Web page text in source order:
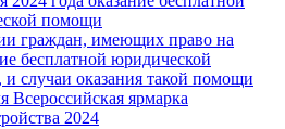
помощи
граждан, имеющих право на
бесплатной юридической
случаи оказания такой помощи
Всероссийская ярмарка
2024